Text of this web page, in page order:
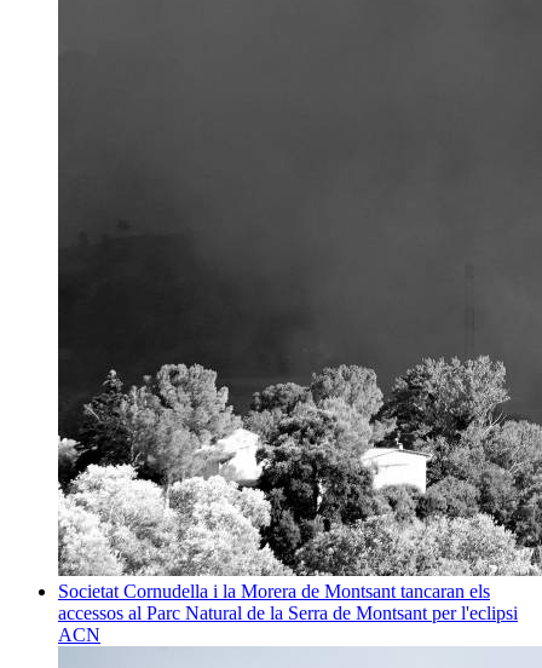
Societat Cornudella i la Morera de Montsant tancaran els
accessos al Parc Natural de la Serra de Montsant per l'eclipsi
ACN